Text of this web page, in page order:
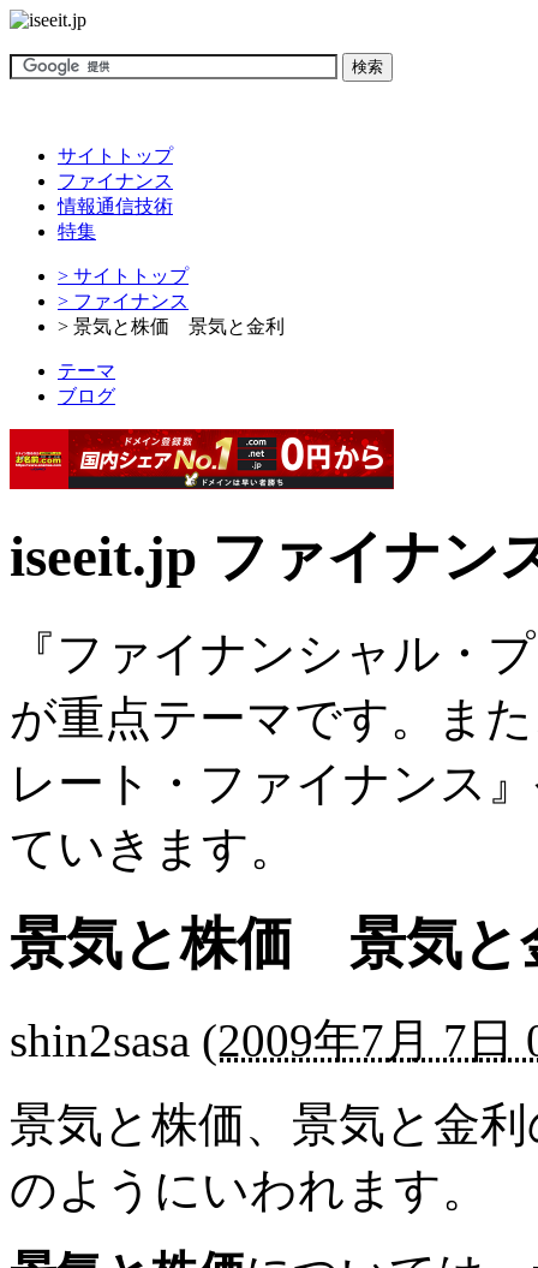
サイトトップ
ファイナンス
情報通信技術
特集
> サイトトップ
> ファイナンス
> 景気と株価 景気と金利
テーマ
ブログ
iseeit.jp ファイナン
『ファイナンシャル・
が重点テーマです。ま
レート・ファイナンス
ていきます。
景気と株価 景気と
shin2sasa (2009年7月 7日
景気と株価、景気と金
のようにいわれます。